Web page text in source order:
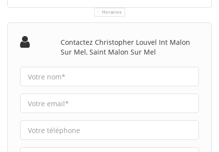
Horaires
Contactez Christopher Louvel Int Malon
Sur Mel, Saint Malon Sur Mel